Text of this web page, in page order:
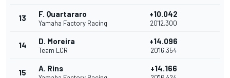
13 F. Quartararo
Yamaha Factory Racing
+10.042
20'12.300
14 D. Moreira
Team LCR
+14.096
20'16.354
15 A. Rins +14.166